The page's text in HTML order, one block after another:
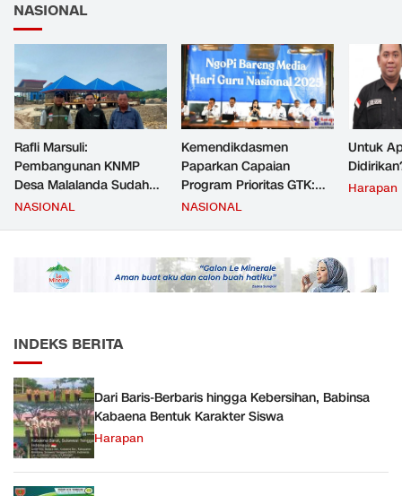
NASIONAL
Rafli Marsuli:
Pembangunan KNMP
Desa Malalanda Sudah
Mencapai 69 Persen dan
JMD dan JMF
NASIONAL
Kemendikdasmen
Paparkan Capaian
Program Prioritas GTK:
Kompetensi Meningkat,
NASIONAL
Untuk
Harapan
INDEKS BERITA
Dari Baris-Berbaris hingga Kebersihan, Babinsa
Kabaena Bentuk Karakter Siswa
Harapan